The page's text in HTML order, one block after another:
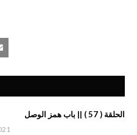
الحلقة ( 57 ) || باب همز الوصل